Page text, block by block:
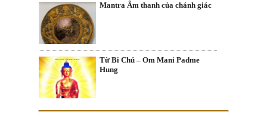
Mantra Âm thanh của chánh giác
Từ Bi Chú – Om Mani Padme
Hung